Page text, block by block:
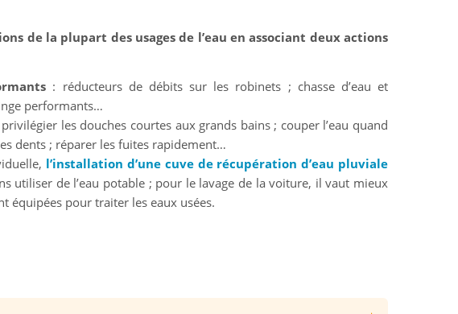
de la plupart des usages de l’eau en associant deux actions
: réducteurs de débits sur les robinets ; chasse d’eau et
performants…
les douches courtes aux grands bains ; couper l’eau quand
dents ; réparer les fuites rapidement…
l’installation d’une cuve de récupération d’eau pluviale
utiliser de l’eau potable ; pour le lavage de la voiture, il vaut mieux
équipées pour traiter les eaux usées.